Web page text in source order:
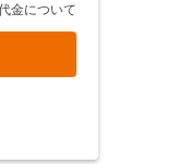
金について